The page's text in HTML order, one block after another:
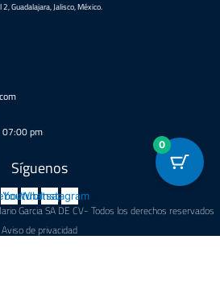
Guadalajara, Jalisco, México.
07:00 pm
Síguenos
Youtube
Whatsapp
Instagram
Garcia SA DE CV- Todos los derechos reservados
Aviso de privacidad
0